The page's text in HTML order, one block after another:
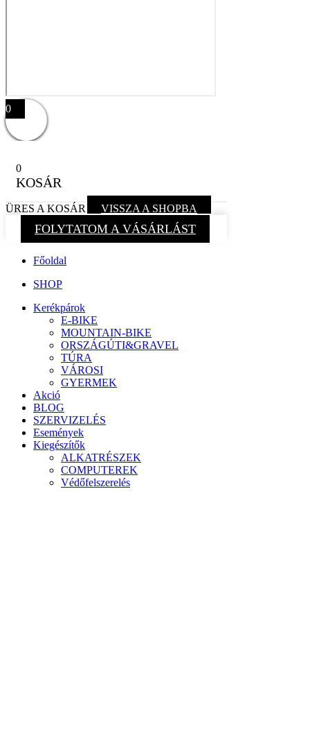
0
0
KOSÁR
ÜRES A KOSÁR VISSZA A SHOPBA
FOLYTATOM A VÁSÁRLÁST
Főoldal
SHOP
Kerékpárok
E-BIKE
MOUNTAIN-BIKE
ORSZÁGÚTI&GRAVEL
TÚRA
VÁROSI
GYERMEK
Akció
BLOG
SZERVIZELÉS
Események
Kiegészítők
ALKATRÉSZEK
COMPUTEREK
Védőfelszerelés